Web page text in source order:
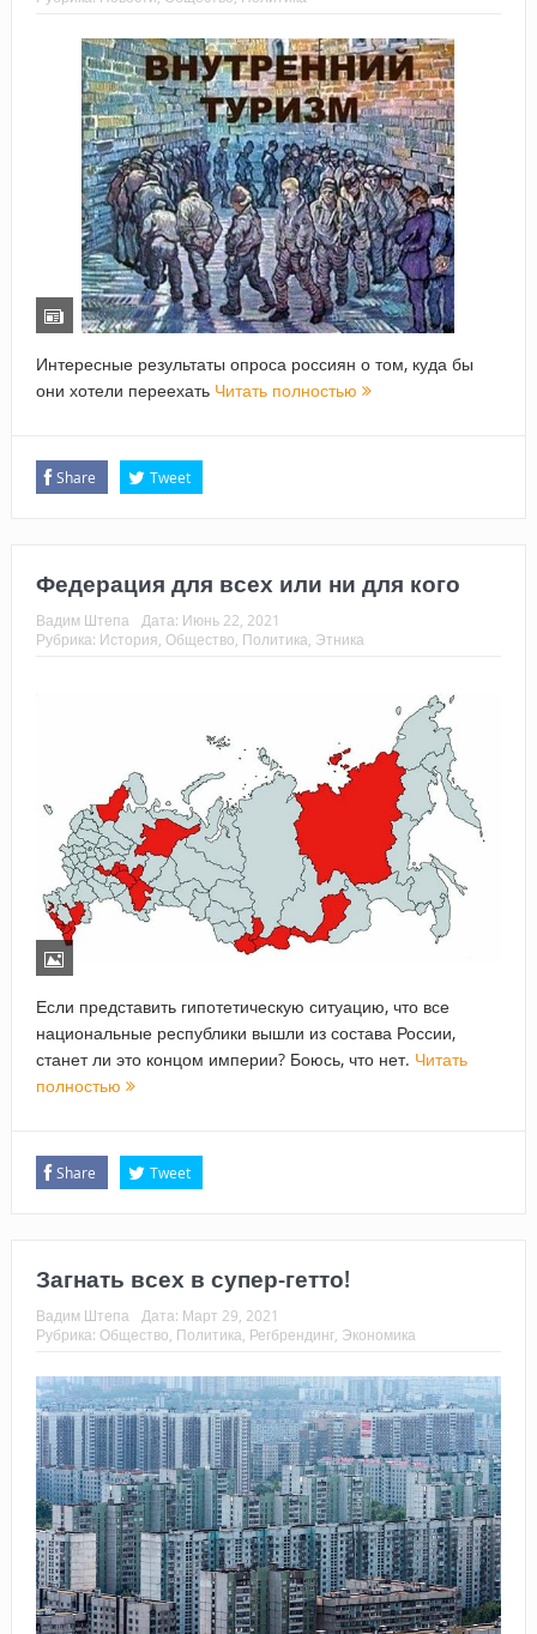
Интересные результаты опроса россиян о том, куда бы
они хотели переехать Читать полностью
Share Tweet
Федерация для всех или ни для кого
Вадим Штепа Дата: Июнь 22, 2021
Рубрика: История, Общество, Политика, Этника
Если представить гипотетическую ситуацию, что все
национальные республики вышли из состава России,
станет ли это концом империи? Боюсь, что нет. Читать
полностью
Share Tweet
Загнать всех в супер-гетто!
Вадим Штепа Дата: Март 29, 2021
Рубрика: Общество, Политика, Регбрендинг, Экономика